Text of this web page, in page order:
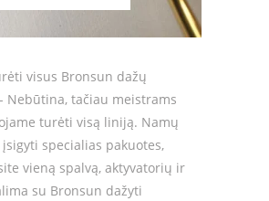
visus Bronsun dažų
Nebūtina, tačiau meistrams
turėti visą liniją. Namų
specialias pakuotes,
vieną spalvą, aktyvatorių ir
su Bronsun dažyti